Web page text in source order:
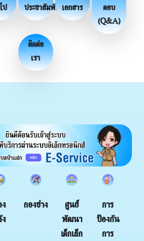
ป
ประชาสัมพันธ์เอกสาร
ตอบ
(Q&A)
ติดต่อ
เรา
กองช่าง
ศูนย์
พัฒนา
เด็กเล็ก
การ
ป้องกัน
การ